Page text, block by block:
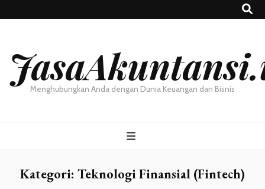
Menghubungkan Anda dengan Dunia Keuangan dan Bisnis
Kategori: Teknologi Finansial (Fintech)